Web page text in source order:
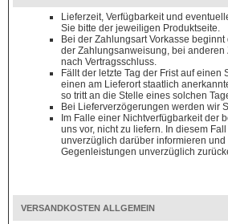
Lieferzeit, Verfügbarkeit und
Sie bitte der jeweiligen Produktseite.
Bei der Zahlungsart Vorkasse
der Zahlungsanweisung, bei anderen
nach Vertragsschluss.
Fällt der letzte Tag der Frist auf einen
einen am Lieferort staatlich
so tritt an die Stelle eines solchen
Bei Lieferverzögerungen werden wir
Im Falle einer Nichtverfügbarkeit der
uns vor, nicht zu liefern. In diesem
unverzüglich darüber informieren und
Gegenleistungen unverzüglich
VERSANDKOSTEN ALLGEMEIN